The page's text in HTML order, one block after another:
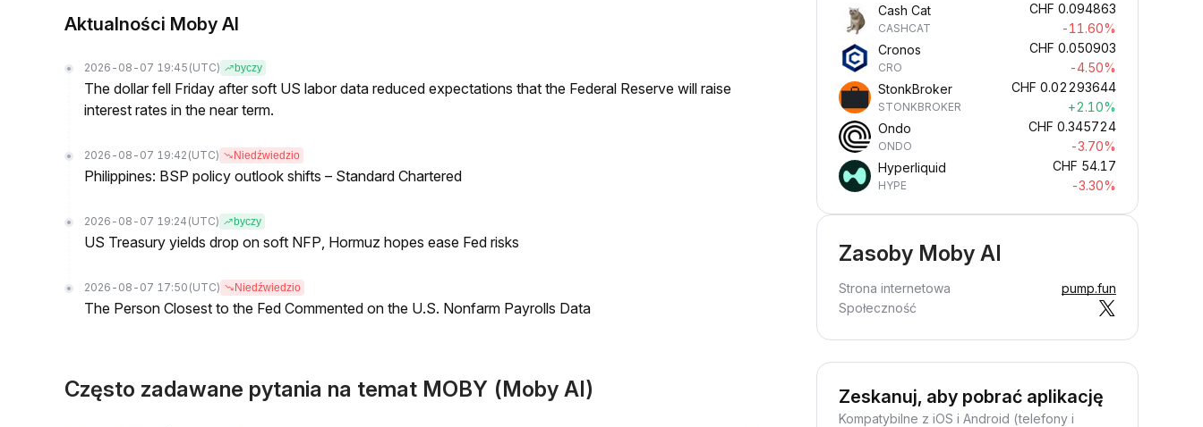
Aktualności Moby AI
2026-08-07 19:45 (UTC) byczy
The dollar fell Friday after soft US labor data reduced expectations that the Federal Reserve will raise
interest rates in the near term.
2026-08-07 19:42 (UTC) Niedźwiedzio
Philippines: BSP policy outlook shifts – Standard Chartered
2026-08-07 19:24 (UTC) byczy
US Treasury yields drop on soft NFP, Hormuz hopes ease Fed risks
2026-08-07 17:50 (UTC) Niedźwiedzio
The Person Closest to the Fed Commented on the U.S. Nonfarm Payrolls Data
Często zadawane pytania na temat MOBY (Moby AI)
Cash Cat
CASHCAT
CHF 0.094863
-11.60%
Cronos
CRO
CHF 0.050903
-4.50%
StonkBroker
STONKBROKER
CHF 0.02293644
+2.10%
Ondo
ONDO
CHF 0.345724
-3.70%
Hyperliquid
HYPE
CHF 54.17
-3.30%
Zasoby Moby AI
Strona internetowa
pump.fun
Społeczność
Zeskanuj, aby pobrać aplikację
Kompatybilne z iOS i Android (telefony i